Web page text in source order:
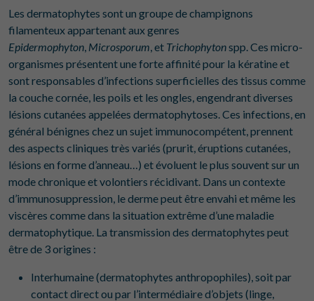
Les dermatophytes sont un groupe de champignons
filamenteux appartenant aux genres
Epidermophyton, Microsporum, et Trichophytonspp. Ces micro-
organismes présentent une forte affinité pour la kératine et
sont responsables d’infections superficielles des tissus comme
la couche cornée, les poils et les ongles, engendrant diverses
lésions cutanées appelées dermatophytoses. Ces infections, en
général bénignes chez un sujet immunocompétent, prennent
des aspects cliniques très variés (prurit, éruptions cutanées,
lésions en forme d’anneau…) et évoluent le plus souvent sur un
mode chronique et volontiers récidivant. Dans un contexte
d’immunosuppression, le derme peut être envahi et même les
viscères comme dans la situation extrême d’une maladie
dermatophytique. La transmission des dermatophytes peut
être de 3 origines :
Interhumaine (dermatophytes anthropophiles), soit par
contact direct ou par l’intermédiaire d’objets (linge,